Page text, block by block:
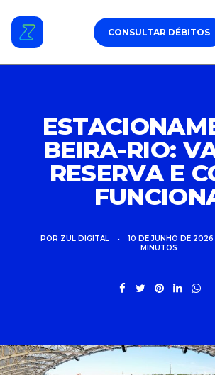
CONSULTAR DÉBITOS
DÉBITOS VEICULARES
TAG DE PEDÁGIO
BEIRA-RIO:
RESERVA E
POR ZUL DIGITAL • 10 DE JUNHO DE 2026
MINUTOS